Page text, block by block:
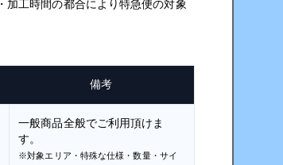
加工時間の都合により特急便の対象
備考
一般商品全般でご利用頂けま
す。
※対象エリア・特殊な仕様・数量・サイ